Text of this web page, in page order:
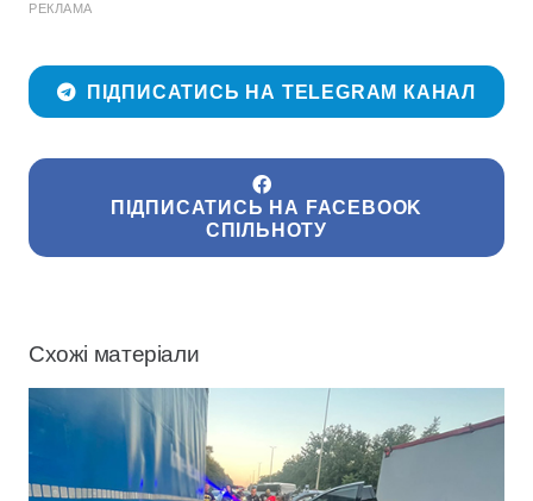
РЕКЛАМА
ПІДПИСАТИСЬ НА TELEGRAM КАНАЛ
ПІДПИСАТИСЬ НА FACEBOOK
СПІЛЬНОТУ
Схожі матеріали